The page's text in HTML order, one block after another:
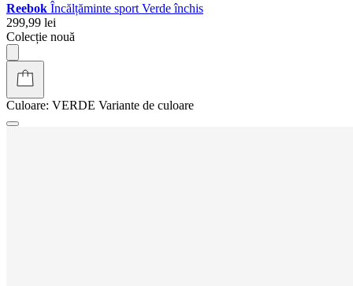
Reebok Încălțăminte sport Verde închis
299,99 lei
Colecție nouă
Culoare: VERDE Variante de culoare